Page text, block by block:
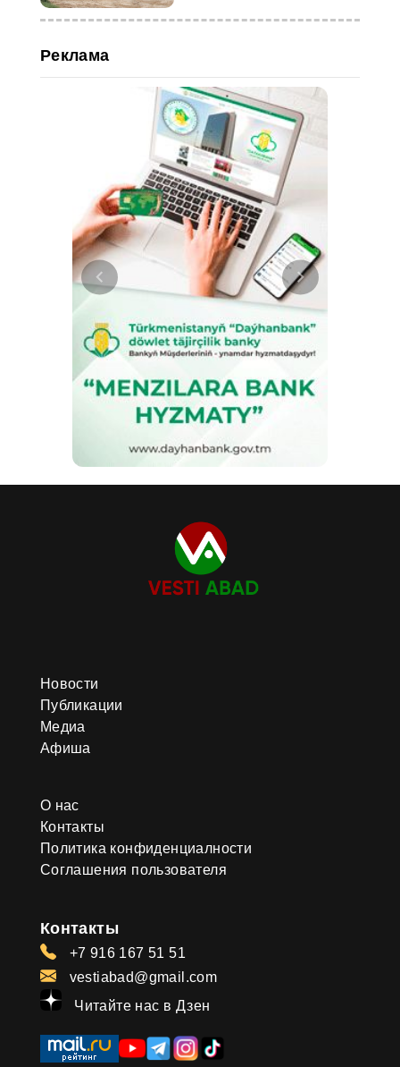
Реклама
Новости
Публикации
Медиа
Афиша
О нас
Контакты
Политика конфиденциалности
Соглашения пользователя
Контакты
+7 916 167 51 51
vestiabad@gmail.com
Читайте нас в Дзен